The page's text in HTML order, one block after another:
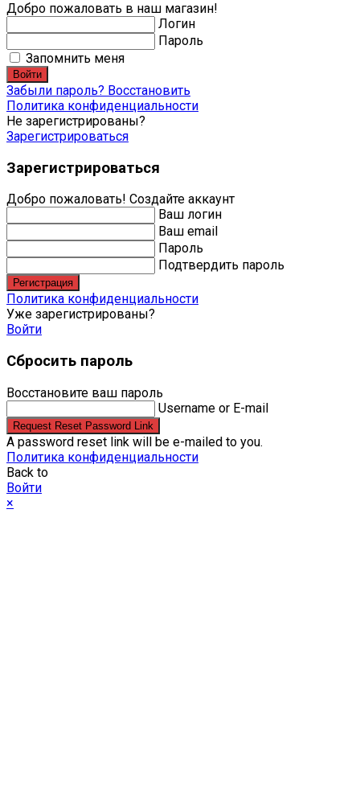
Добро пожаловать в наш магазин!
Логин
Пароль
Запомнить меня
Войти
Забыли пароль? Восстановить
Политика конфиденциальности
Не зарегистрированы?
Зарегистрироваться
Зарегистрироваться
Добро пожаловать! Создайте аккаунт
Ваш логин
Ваш email
Пароль
Подтвердить пароль
Регистрация
Политика конфиденциальности
Уже зарегистрированы?
Войти
Сбросить пароль
Восстановите ваш пароль
Username or E-mail
Request Reset Password Link
A password reset link will be e-mailed to you.
Политика конфиденциальности
Back to
Войти
×